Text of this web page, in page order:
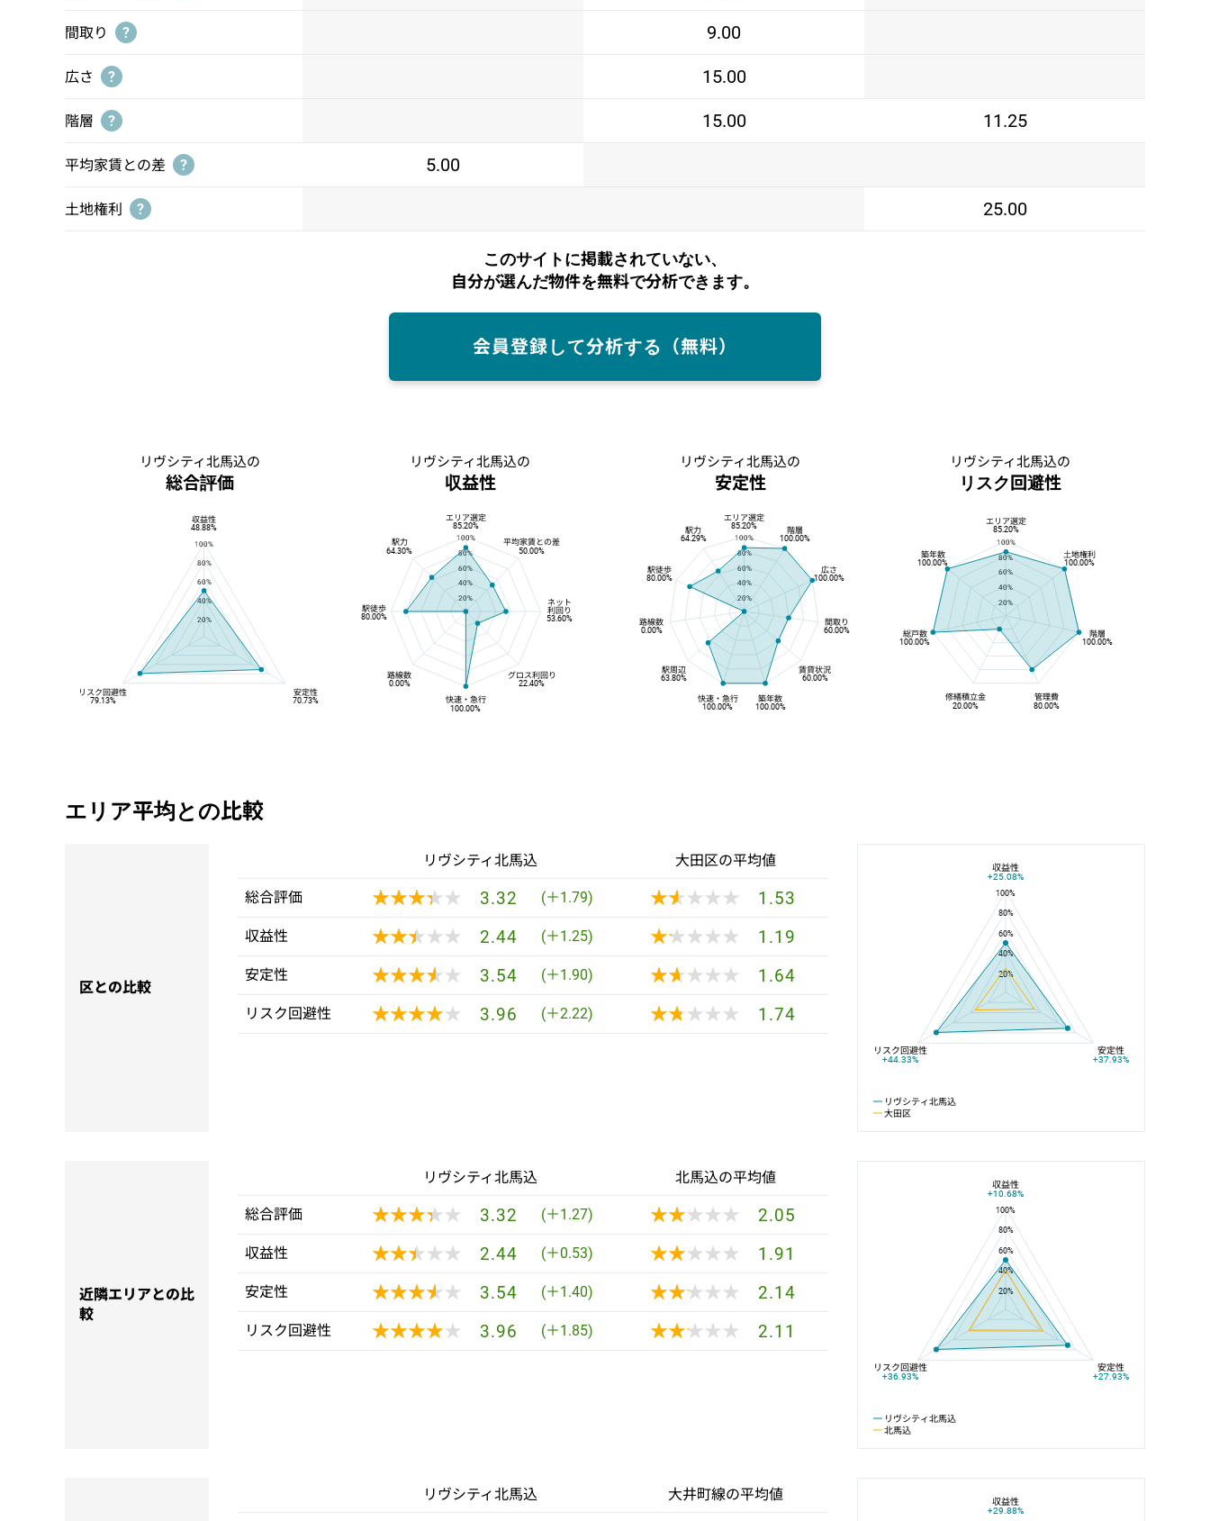
間取り ? 9.00
広さ ? 15.00
階層 ? 15.00 11.25
平均家賃との差 ? 5.00
土地権利 ? 25.00
このサイトに掲載されていない、
自分が選んだ物件を無料で分析できます。
会員登録して分析する（無料）
リヴシティ北馬込の
総合評価
100%
収益性
48.88%
リスク回避性
79.13%
安定性
70.73%
80%
60%
40%
20%
リヴシティ北馬込の
収益性
100%
エリア選定
85.20%
駅力
64.30%
駅徒歩
80.00%
路線数
0.00%
快速・急行
100.00%
グロス利回り
22.40%
ネット
利回り
53.60%
平均家賃との差
50.00%
80%
60%
40%
20%
リヴシティ北馬込の
安定性
100%
エリア選定
85.20%
駅力
64.29%
駅徒歩
80.00%
路線数
0.00%
駅周辺
63.80%
快速・急行
100.00%
築年数
100.00%
賃貸状況
60.00%
間取り
60.00%
広さ
100.00%
階層
100.00%
80%
60%
40%
20%
リヴシティ北馬込の
リスク回避性
100%
エリア選定
85.20%
築年数
100.00%
総戸数
100.00%
修繕積立金
20.00%
管理費
80.00%
階層
100.00%
土地権利
100.00%
80%
60%
40%
20%
エリア平均との比較
区との比較
リヴシティ北馬込 大田区の平均値
総合評価 ★★★★★
★★★★★ 3.32 (＋1.79) ★★★★★
★★★★★ 1.53
収益性 ★★★★★
★★★★★ 2.44 (＋1.25) ★★★★★
★★★★★ 1.19
安定性 ★★★★★
★★★★★ 3.54 (＋1.90) ★★★★★
★★★★★ 1.64
リスク回避性 ★★★★★
★★★★★ 3.96 (＋2.22) ★★★★★
★★★★★ 1.74
100%
80%
60%
40%
20%
収益性
+25.08%
リヴシティ北馬込
大田区
リスク回避性
+44.33%
安定性
+37.93%
近隣エリアとの比
較
リヴシティ北馬込 北馬込の平均値
総合評価 ★★★★★
★★★★★ 3.32 (＋1.27) ★★★★★
★★★★★ 2.05
収益性 ★★★★★
★★★★★ 2.44 (＋0.53) ★★★★★
★★★★★ 1.91
安定性 ★★★★★
★★★★★ 3.54 (＋1.40) ★★★★★
★★★★★ 2.14
リスク回避性 ★★★★★
★★★★★ 3.96 (＋1.85) ★★★★★
★★★★★ 2.11
100%
80%
60%
40%
20%
収益性
+10.68%
リヴシティ北馬込
北馬込
リスク回避性
+36.93%
安定性
+27.93%
リヴシティ北馬込 大井町線の平均値
収益性
+29.88%